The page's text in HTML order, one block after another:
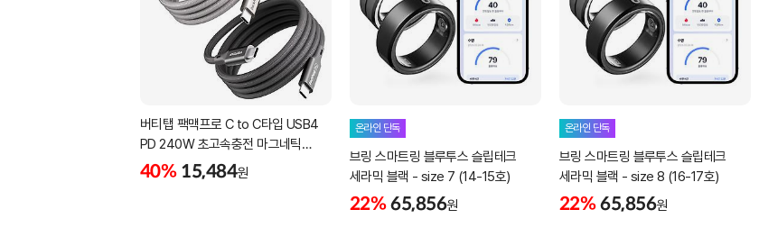
버티탭 팩맥프로 C to C타입 USB4
PD 240W 초고속충전 마그네틱
케이블 1m
40% 15,484원
온라인 단독
브링 스마트링 블루투스 슬립테크
세라믹 블랙 - size 7 (14-15호)
22% 65,856원
온라인 단독
브링 스마트링 블루투스 슬립테크
세라믹 블랙 - size 8 (16-17호)
22% 65,856원